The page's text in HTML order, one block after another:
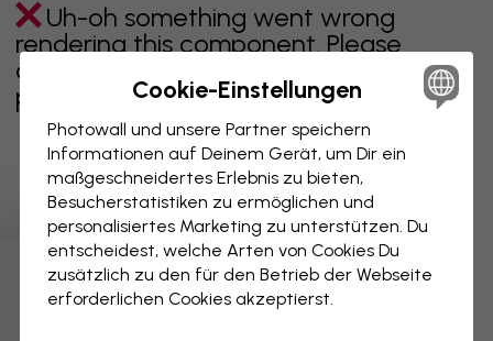
Uh-oh something went wrong
rendering this component. Please
contact customer support if the
problem persists.
Zeigt Seite 1 von 4 Seiten
Weitere Kategorien entdecken
Cookie-Einstellungen
Photowall und unsere Partner speichern
Informationen auf Deinem Gerät, um Dir ein
maßgeschneidertes Erlebnis zu bieten,
Besucherstatistiken zu ermöglichen und
personalisiertes Marketing zu unterstützen. Du
entscheidest, welche Arten von Cookies Du
zusätzlich zu den für den Betrieb der Webseite
erforderlichen Cookies akzeptierst.